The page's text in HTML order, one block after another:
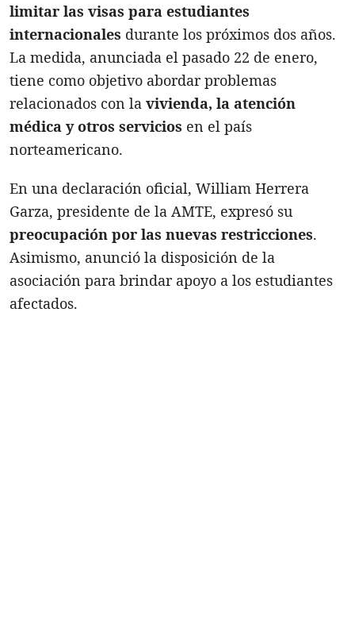
limitar las visas para estudiantes
internacionales durante los próximos dos años.
La medida, anunciada el pasado 22 de enero,
tiene como objetivo abordar problemas
relacionados con la vivienda, la atención
médica y otros servicios en el país
norteamericano.
En una declaración oficial, William Herrera
Garza, presidente de la AMTE, expresó su
preocupación por las nuevas restricciones.
Asimismo, anunció la disposición de la
asociación para brindar apoyo a los estudiantes
afectados.